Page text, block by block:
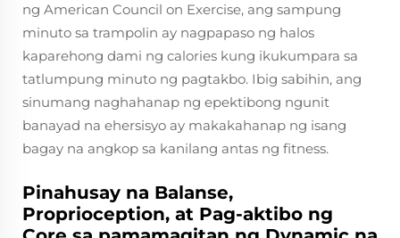
ng American Council on Exercise, ang sampung
minuto sa trampolin ay nagpapaso ng halos
kaparehong dami ng calories kung ikukumpara sa
tatlumpung minuto ng pagtakbo. Ibig sabihin, ang
sinumang naghahanap ng epektibong ngunit
banayad na ehersisyo ay makakahanap ng isang
bagay na angkop sa kanilang antas ng fitness.
Pinahusay na Balanse,
Proprioception, at Pag-aktibo ng